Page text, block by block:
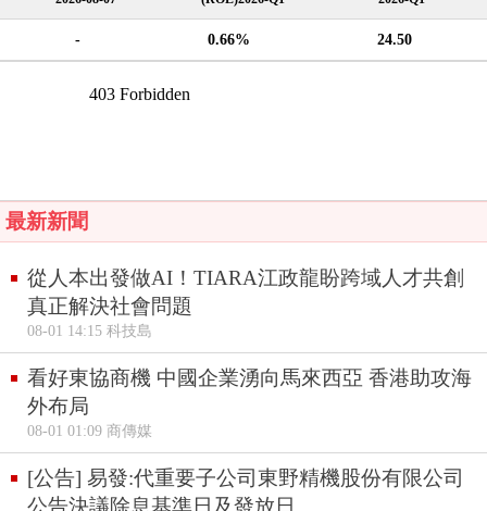
- 0.66% 24.50
最新新聞
從人本出發做AI！TIARA江政龍盼跨域人才共創
真正解決社會問題
08-01 14:15 科技島
看好東協商機 中國企業湧向馬來西亞 香港助攻海
外布局
08-01 01:09 商傳媒
[公告] 易發:代重要子公司東野精機股份有限公司
公告決議除息基準日及發放日